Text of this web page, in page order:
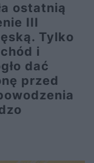
ostatnią
III
Tylko
i
dać
przed